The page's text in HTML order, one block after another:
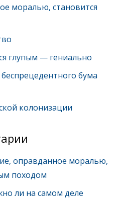
моралью, становится
глупым — гениально
бума
колонизации
оправданное моралью,
походом
ли на самом деле